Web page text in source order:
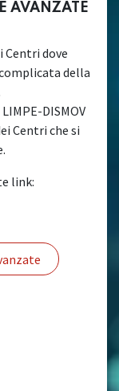
AVANZATE
Centri dove
della
DISMOV
Centri che si
link: